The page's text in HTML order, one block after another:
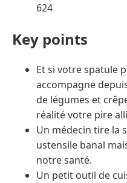
624
Key points
Et si votre spatule
accompagne
de légumes et
réalité votre pire
Un médecin tire la
ustensile banal
notre santé.
Un petit outil de